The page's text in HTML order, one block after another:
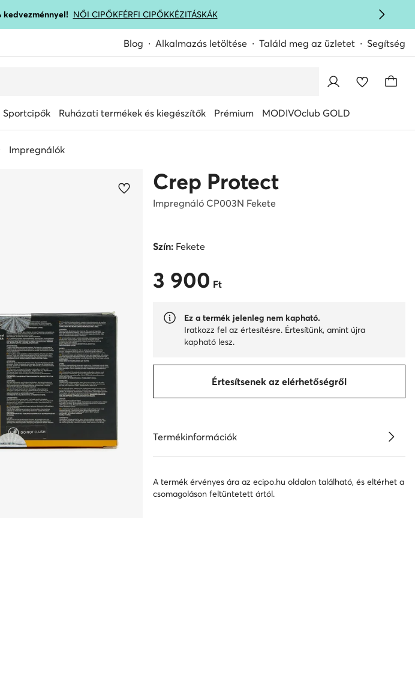
kedvezménnyel! NŐI CIPŐKFÉRFI CIPŐKKÉZITÁSKÁK
Blog Alkalmazás letöltése Találd meg az üzletet Segítség
Sportcipők Ruházati termékek és kiegészítők Prémium MODIVOclub GOLD
Impregnálók
Crep Protect
Impregnáló CP003N Fekete
Szín:Fekete
3 900 Ft
3 900 Ft
Ez a termék jelenleg nem kapható.
Iratkozz fel az értesítésre. Értesítünk, amint újra
kapható lesz.
Értesítsenek az elérhetőségről
Termékinformációk
A termék érvényes ára az ecipo.hu oldalon található, és eltérhet a
csomagoláson feltüntetett ártól.